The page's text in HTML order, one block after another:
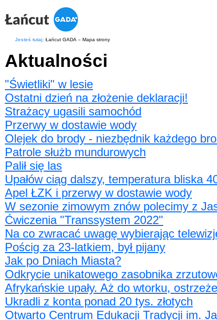
Jesteś tutaj: Łańcut GADA » Mapa strony
Aktualności
"Świetliki" w lesie
Ostatni dzień na złożenie deklaracji!
Strażacy ugasili samochód
Przerwy w dostawie wody
Olejek do brody - niezbędnik każdego
Patrole służb mundurowych
Palił się las
Upałów ciąg dalszy, temperatura bliska
Apel ŁZK i przerwy w dostawie wody
W sezonie zimowym znów polecimy z
Ćwiczenia "Transsystem 2022"
Na co zwracać uwagę wybierając
Pościg za 23-latkiem, był pijany
Jak po Dniach Miasta?
Odkrycie unikatowego zasobnika
Afrykańskie upały. Aż do wtorku,
Ukradli z konta ponad 20 tys. złotych
Otwarto Centrum Edukacji Tradycji im.